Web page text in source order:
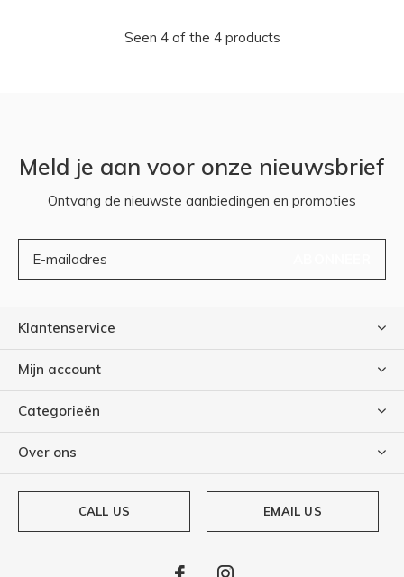
Seen 4 of the 4 products
Meld je aan voor onze nieuwsbrief
Ontvang de nieuwste aanbiedingen en promoties
Klantenservice
Mijn account
Categorieën
Over ons
CALL US EMAIL US